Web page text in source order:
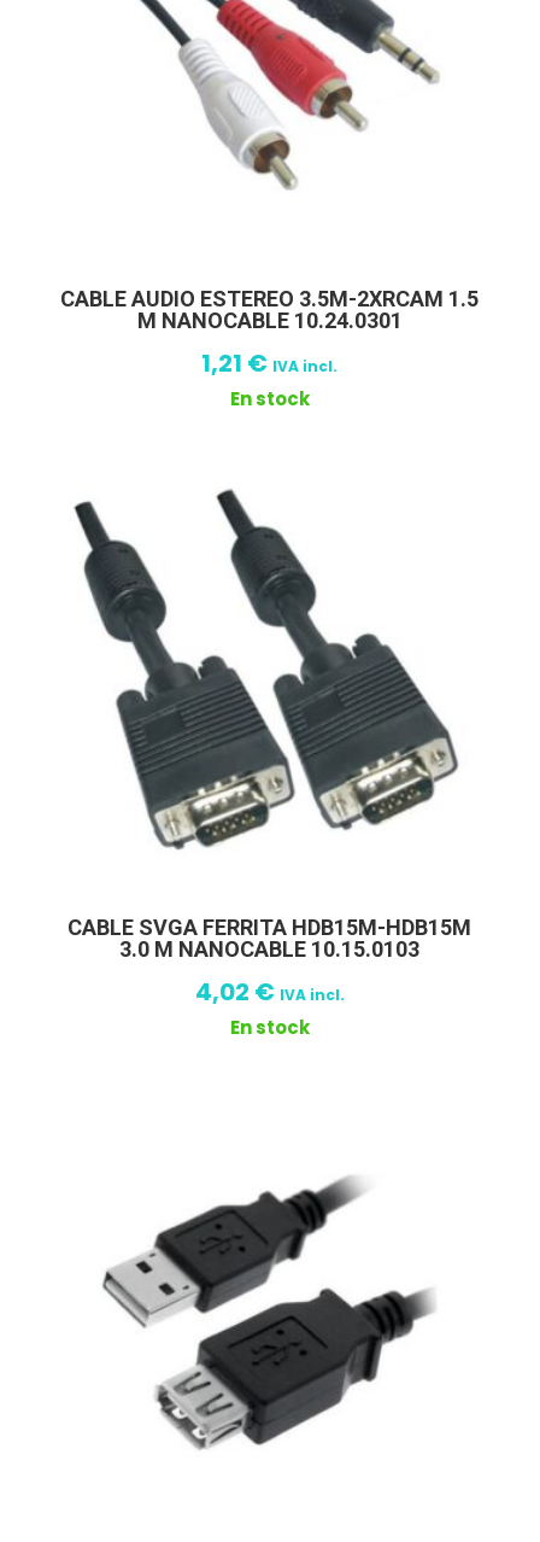
CABLE AUDIO ESTEREO 3.5M-2XRCAM 1.5
M NANOCABLE 10.24.0301
1,21 € IVA incl.
En stock
CABLE SVGA FERRITA HDB15M-HDB15M
3.0 M NANOCABLE 10.15.0103
4,02 € IVA incl.
En stock